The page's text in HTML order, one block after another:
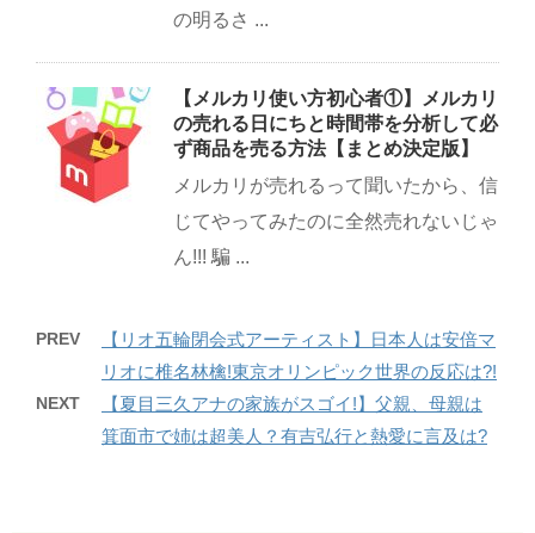
の明るさ ...
【メルカリ使い方初心者①】メルカリ
の売れる日にちと時間帯を分析して必
ず商品を売る方法【まとめ決定版】
メルカリが売れるって聞いたから、信
じてやってみたのに全然売れないじゃ
ん!!! 騙 ...
PREV
【リオ五輪閉会式アーティスト】日本人は安倍マ
リオに椎名林檎!東京オリンピック世界の反応は?!
NEXT
【夏目三久アナの家族がスゴイ!】父親、母親は
箕面市で姉は超美人？有吉弘行と熱愛に言及は?